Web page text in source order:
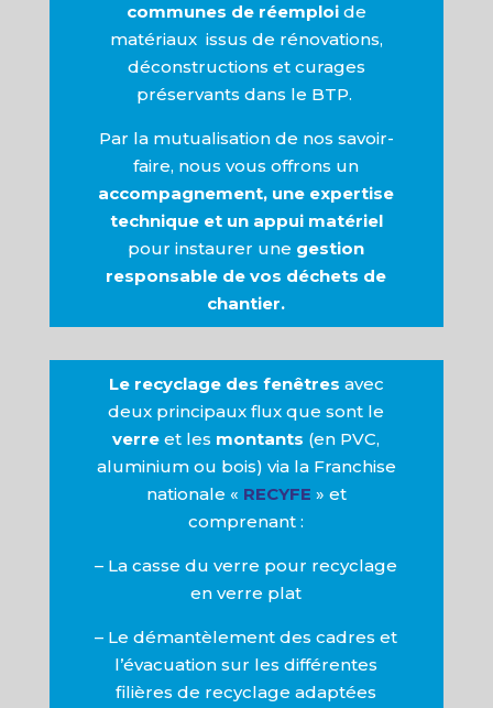
communes de réemploide
matériaux issus de rénovations,
déconstructions et curages
préservants dans le BTP.
Par la mutualisation de nos savoir-
faire, nous vous offrons un
accompagnement, une expertise
technique et un appui matériel
pour instaurer une gestion
responsable de vos déchets de
chantier.
Le recyclage des fenêtres avec
deux principaux flux que sont le
verre et les montants (en PVC,
aluminium ou bois) via la Franchise
nationale « RECYFE » et
comprenant :
– La casse du verre pour recyclage
en verre plat
– Le démantèlement des cadres et
l’évacuation sur les différentes
filières de recyclage adaptées